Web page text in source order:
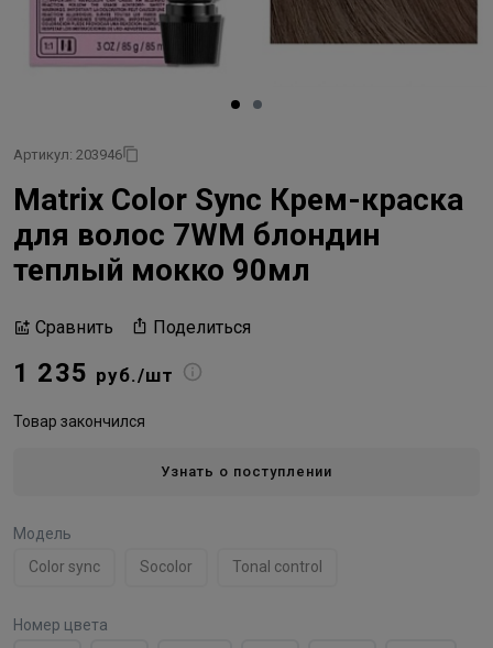
Артикул: 203946
Matrix Color Sync Крем-краска
для волос 7WМ блондин
теплый мокко 90мл
Сравнить Поделиться
1 235 руб./шт
Товар закончился
Узнать о поступлении
Модель
Color sync
Socolor Tonal control
Номер цвета